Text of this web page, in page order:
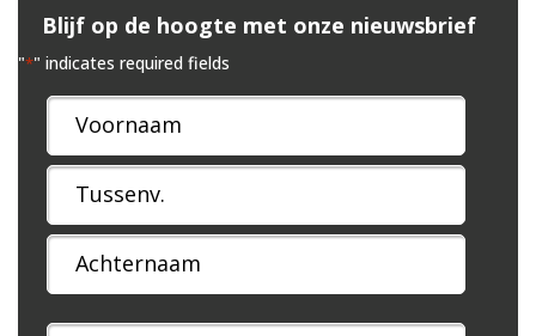
Blijf op de hoogte met onze nieuwsbrief
"*" indicates required fields
Naam
*